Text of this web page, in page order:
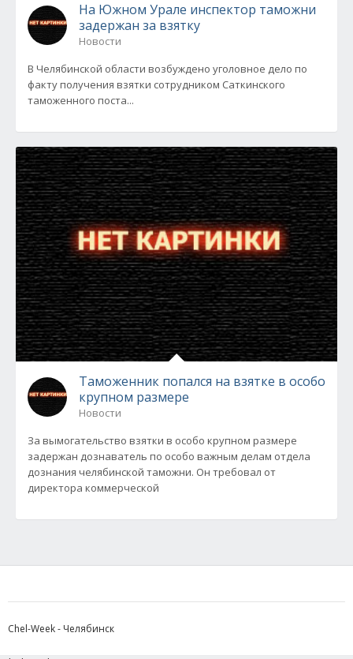
На Южном Урале инспектор таможни
задержан за взятку
Новости
В Челябинской области возбуждено уголовное дело по
факту получения взятки сотрудником Саткинского
таможенного поста...
Таможенник попался на взятке в особо
крупном размере
Новости
За вымогательство взятки в особо крупном размере
задержан дознаватель по особо важным делам отдела
дознания челябинской таможни. Он требовал от
директора коммерческой
Chel-Week - Челябинск